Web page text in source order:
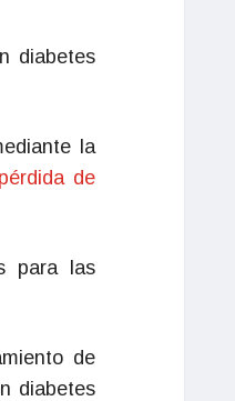
diabetes
la
pérdida de
para las
de
diabetes